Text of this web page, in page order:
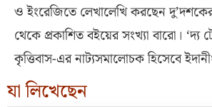
ও ইংরেজিতে লেখালেখি করছেন
থেকে প্রকাশিত বইয়ের সংখ্যা বারো। ‘দ্য
কৃত্তিবাস-এর নাট্যসমালোচক হিসেবে
যা লিখেছেন